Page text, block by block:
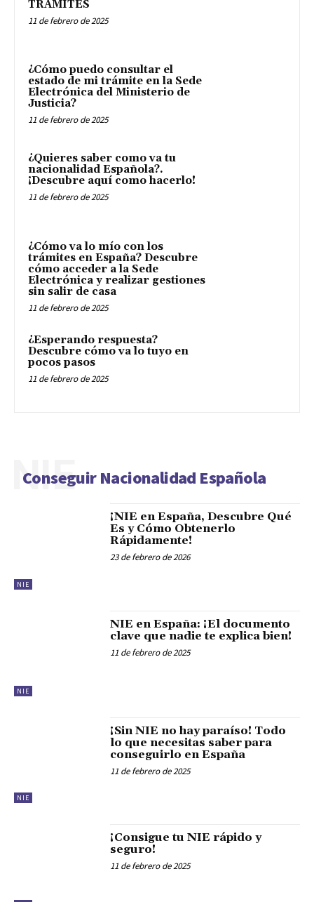
TRAMITES
11 de febrero de 2025
¿Cómo puedo consultar el
estado de mi trámite en la Sede
Electrónica del Ministerio de
Justicia?
11 de febrero de 2025
¿Quieres saber como va tu
nacionalidad Española?.
¡Descubre aquí como hacerlo!
11 de febrero de 2025
¿Cómo va lo mío con los
trámites en España? Descubre
cómo acceder a la Sede
Electrónica y realizar gestiones
sin salir de casa
11 de febrero de 2025
¿Esperando respuesta?
Descubre cómo va lo tuyo en
pocos pasos
11 de febrero de 2025
Conseguir Nacionalidad Española
NIE
NIE
¡NIE en España, Descubre Qué
Es y Cómo Obtenerlo
Rápidamente!
23 de febrero de 2026
NIE
NIE en España: ¡El documento
clave que nadie te explica bien!
11 de febrero de 2025
NIE
¡Sin NIE no hay paraíso! Todo
lo que necesitas saber para
conseguirlo en España
11 de febrero de 2025
¡Consigue tu NIE rápido y
seguro!
11 de febrero de 2025